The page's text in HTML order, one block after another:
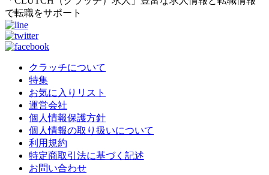
で転職をサポート
クラッチについて
特集
お気に入りリスト
運営会社
個人情報保護方針
個人情報の取り扱いについて
利用規約
特定商取引法に基づく記述
お問い合わせ